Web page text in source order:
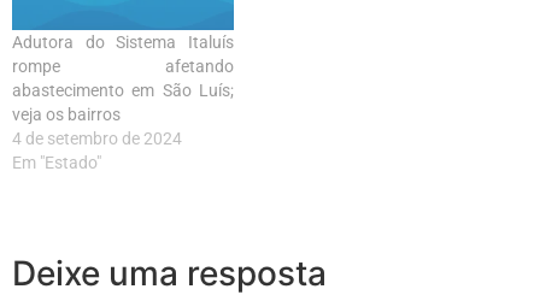
Adutora do Sistema Italuís
rompe afetando
abastecimento em São Luís;
veja os bairros
4 de setembro de 2024
Em "Estado"
Deixe uma resposta